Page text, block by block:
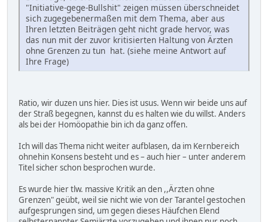
"Initiative-gege-Bullshit" zeigen müssen überschneidet
sich zugegebenermaßen mit dem Thema, aber aus
Ihren letzten Beiträgen geht nicht grade hervor, was
das nun mit der zuvor kritisierten Haltung von Ärzten
ohne Grenzen zu tun hat. (siehe meine Antwort auf
Ihre Frage)
Ratio, wir duzen uns hier. Dies ist usus. Wenn wir beide uns auf
der Straß begegnen, kannst du es halten wie du willst. Anders
als bei der Homöopathie bin ich da ganz offen.
Ich will das Thema nicht weiter aufblasen, da im Kernbereich
ohnehin Konsens besteht und es – auch hier – unter anderem
Titel sicher schon besprochen wurde.
Es wurde hier tlw. massive Kritik an den ,,Ärzten ohne
Grenzen" geübt, weil sie nicht wie von der Tarantel gestochen
aufgesprungen sind, um gegen dieses Häufchen Elend